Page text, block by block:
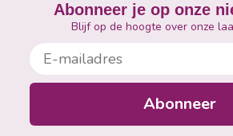
Abonneer je op onze
Blijf op de hoogte over onze
E-mailadres
Abonneer